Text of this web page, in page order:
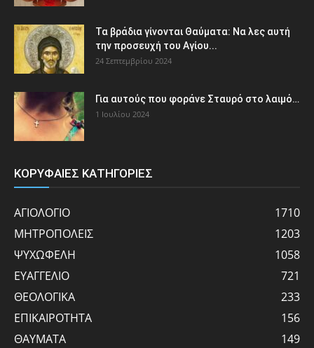
Τα βράδια γίνονται Θαύματα: Να λες αυτή
την προσευχή του Αγίου...
24 Σεπτεμβρίου 2024
Για αυτούς που φοράνε Σταυρό στο λαιμό…
1 Ιουλίου 2024
ΚΟΡΥΦΑΙΕΣ ΚΑΤΗΓΟΡΙΕΣ
ΑΓΙΟΛΟΓΙΟ
1710
ΜΗΤΡΟΠΟΛΕΙΣ
1203
ΨΥΧΩΦΕΛΗ
1058
ΕΥΑΓΓΕΛΙΟ
721
ΘΕΟΛΟΓΙΚΑ
233
ΕΠΙΚΑΙΡΟΤΗΤΑ
156
ΘΑΥΜΑΤΑ
149